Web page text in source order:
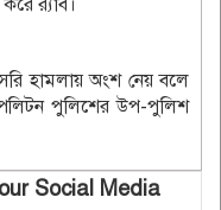
হামলায় অংশ নেয় বলে
পুলিশের উপ-পুলিশ
Social Media